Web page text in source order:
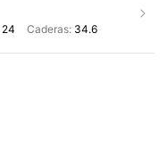
24 Caderas: 34.6